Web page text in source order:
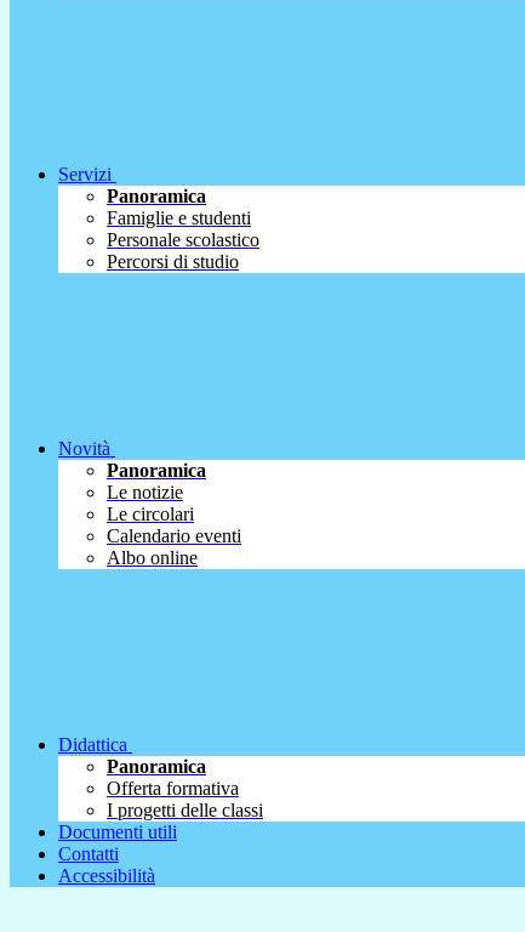
Servizi
Panoramica
Famiglie e studenti
Personale scolastico
Percorsi di studio
Novità
Panoramica
Le notizie
Le circolari
Calendario eventi
Albo online
Didattica
Panoramica
Offerta formativa
I progetti delle classi
Documenti utili
Contatti
Accessibilità